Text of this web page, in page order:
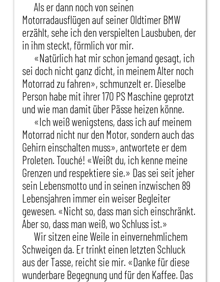
Als er dann noch von seinen
Motorradausflügen auf seiner Oldtimer BMW
erzählt, sehe ich den verspielten Lausbuben, der
in ihm steckt, förmlich vor mir.
«Natürlich hat mir schon jemand gesagt, ich
sei doch nicht ganz dicht, in meinem Alter noch
Motorrad zu fahren», schmunzelt er. Dieselbe
Person habe mit ihrer 170 PS Maschine geprotzt
und wie man damit über Pässe heizen könne.
«Ich weiß wenigstens, dass ich auf meinem
Motorrad nicht nur den Motor, sondern auch das
Gehirn einschalten muss», antwortete er dem
Proleten. Touché! «Weißt du, ich kenne meine
Grenzen und respektiere sie.» Das sei seit jeher
sein Lebensmotto und in seinen inzwischen 89
Lebensjahren immer ein weiser Begleiter
gewesen. «Nicht so, dass man sich einschränkt.
Aber so, dass man weiß, wo Schluss ist.»
Wir sitzen eine Weile in einvernehmlichem
Schweigen da. Er trinkt einen letzten Schluck
aus der Tasse, reicht sie mir. «Danke für diese
wunderbare Begegnung und für den Kaffee. Das